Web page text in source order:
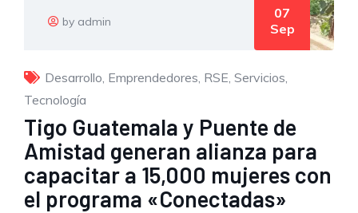
by admin
07
Sep
Desarrollo Emprendedores RSE Servicios
Tecnología
Tigo Guatemala y Puente de
Amistad generan alianza para
capacitar a 15,000 mujeres con
el programa «Conectadas»